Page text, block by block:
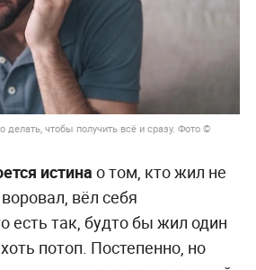
делать, чтобы получить всё и сразу. Фото ©
истина о том, кто жил не
вёл себя
есть так, будто бы жил один
потоп. Постепенно, но